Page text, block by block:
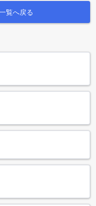
間を提供しています。
を予約することで、最
スムーズな手続きによ
素晴らしい滞在を実現
ーロシュは、歴史的な
エリアです。この地域
散策するだけでその魅
の中心にある大きな広
カフェやショップが立
ーの伝統的な料理を楽
のアートや手工芸品を
ベントやフェスティバ
。夏には音楽祭やアー
ストやミュージシャン
覧へ戻る